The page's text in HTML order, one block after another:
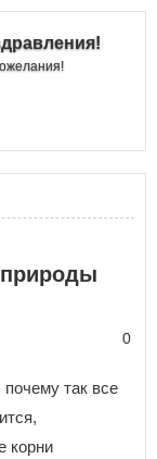
0
так все
корни